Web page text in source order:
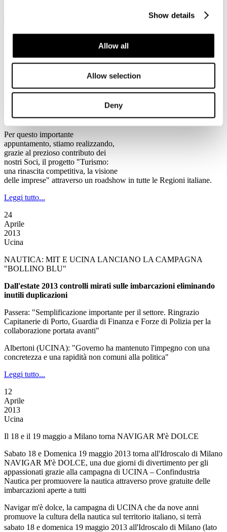
Show details
Allow all
Allow selection
Deny
2013
Ventennale Federturismo
Il Programma del Ventennale di Federturismo
Ventennale.
Per questo importante
appuntamento, stiamo realizzando,
grazie al prezioso contributo dei
nostri Soci, il progetto "Turismo:
una rinascita competitiva, la visione
delle imprese" attraverso un roadshow in tutte le Regioni italiane.
Leggi tutto...
24
Aprile
2013
Ucina
NAUTICA: MIT E UCINA LANCIANO LA CAMPAGNA
"BOLLINO BLU"
Dall'estate 2013 controlli mirati sulle imbarcazioni eliminando
inutili duplicazioni
Passera: "Semplificazione importante per il settore. Ringrazio
Capitanerie di Porto, Guardia di Finanza e Forze di Polizia per la
collaborazione portata avanti"
Albertoni (UCINA): "Governo ha mantenuto l'impegno con una
concretezza e una rapidità non comuni alla politica"
Leggi tutto...
12
Aprile
2013
Ucina
Il 18 e il 19 maggio a Milano torna NAVIGAR M'è DOLCE
Sabato 18 e Domenica 19 maggio 2013 torna all'Idroscalo di Milano
NAVIGAR M'è DOLCE, una due giorni di divertimento per gli
appassionati grazie alla campagna di UCINA – Confindustria
Nautica per promuovere la nautica attraverso prove gratuite delle
imbarcazioni aperte a tutti
Navigar m'è dolce, la campagna di UCINA che da nove anni
promuove la cultura della nautica sul territorio italiano, si terrà
sabato 18 e domenica 19 maggio 2013 all'Idroscalo di Milano (lato